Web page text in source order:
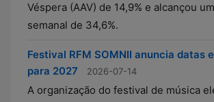
Véspera (AAV) de 14,9% e alcançou
semanal de 34,6%.
Festival RFM SOMNII anuncia datas
para 2027
2026-07-14
A organização do festival de música